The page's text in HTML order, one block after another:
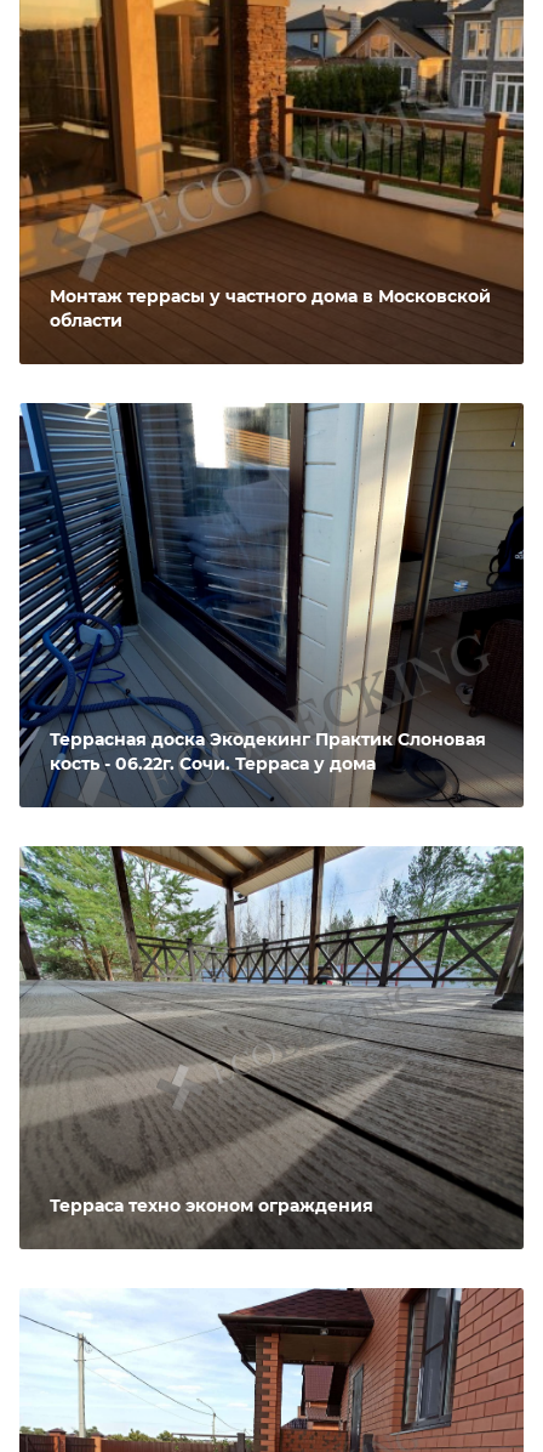
Монтаж террасы у частного дома в Московской
области
Террасная доска Экодекинг Практик Слоновая
кость - 06.22г. Сочи. Терраса у дома
Терраса техно эконом ограждения